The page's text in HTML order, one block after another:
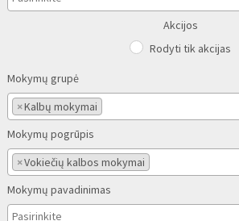
Akcijos
Rodyti tik akcijas
Mokymų grupė
×Kalbų mokymai
Mokymų pogrūpis
×Vokiečių kalbos mokymai
Mokymų pavadinimas